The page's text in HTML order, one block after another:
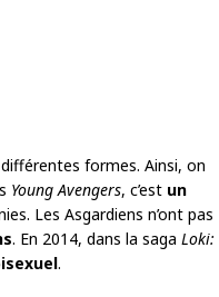
formes. Ainsi, on
Young Avengers, c’est un
Les Asgardiens n’ont pas
. En 2014, dans la saga Loki:
.